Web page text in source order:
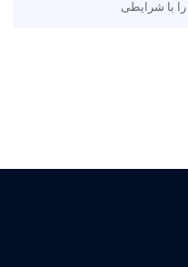
شرایطی